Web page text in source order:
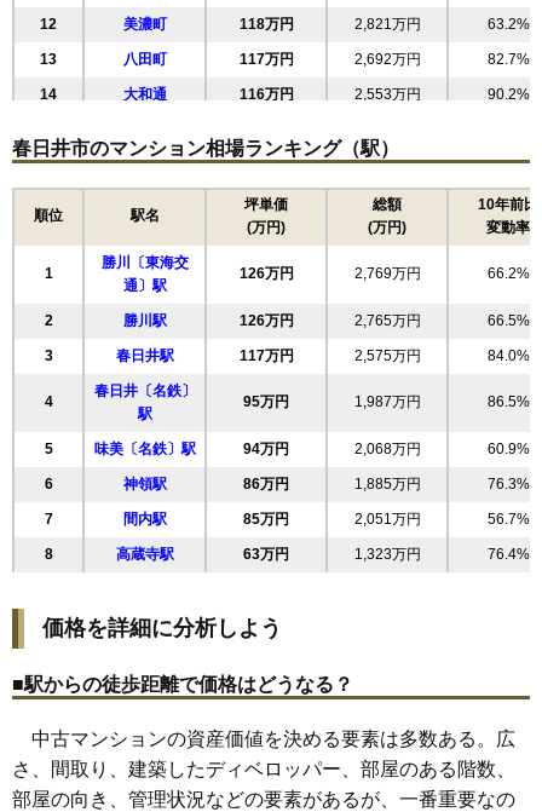
12 美濃町 118万円 2,821万円 63.2%
13 八田町 117万円 2,692万円 82.7%
14 大和通 116万円 2,553万円 90.2%
16 下市場町 115万円 2,523万円 53.6%
114万円 2,403万円 79.7%
114万円 2,725万円 47.6%
19 東野町 113万円 2,704万円 46.5%
23 鳥居松町 107万円 2,362万円 55.2%
24 高蔵寺町北 107万円 2,468万円 92.1%
25 気噴町 104万円 2,179万円 61.5%
26 中新町 103万円 2,256万円 69.8%
27 気噴町北 100万円 2,097万円 66.5%
29 如意申町 99万円
31 旭町 94万円
32 91万円 2,194万円 82.5%
33 宮町 89万円 1,870万円 82.6%
34 御幸町 87万円 1,652万円 97.8%
春日井市のマンション相場ランキング（駅）
順位 駅名
坪単価
(万円)
総額
(万円)
10年前比
変動率
1
勝川〔東海交
通〕駅
126万円 2,769万円 66.2%
2 勝川駅 126万円 2,765万円 66.5%
3 春日井駅 117万円 2,575万円 84.0%
4
春日井〔名鉄〕
駅
95万円 1,987万円 86.5%
5 味美〔名鉄〕駅 94万円 2,068万円 60.9%
6 神領駅 86万円 1,885万円 76.3%
7 間内駅 85万円 2,051万円 56.7%
8 高蔵寺駅 63万円 1,323万円 76.4%
価格を詳細に分析しよう
■駅からの徒歩距離で価格はどうなる？
中古マンションの資産価値を決める要素は多数ある。広
さ、間取り、建築したディベロッパー、部屋のある階数、
部屋の向き、管理状況などの要素があるが、一番重要なの